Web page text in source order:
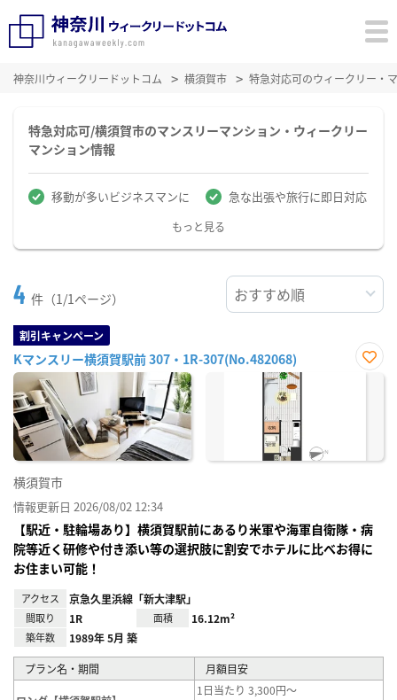
神奈川ウィークリードットコム 横須賀市 特急対応可のウィークリー・
特急対応可/横須賀市のマンスリーマンション・ウィークリー
マンション情報
移動が多いビジネスマンに 急な出張や旅行に即日対応
もっと見る
4 件（1/1ページ）
割引キャンペーン
Kマンスリー横須賀駅前 307・1R-307(No.482068)
お気
横須賀市
情報更新日 2026/08/02 12:34
【駅近・駐輪場あり】横須賀駅前にあるり米軍や海軍自衛隊・病
院等近く研修や付き添い等の選択肢に割安でホテルに比べお得に
お住まい可能！
アクセス 京急久里浜線「新大津駅」
間取り 1R 面積 16.12m²
築年数 1989年 5月 築
プラン名・期間 月額目安
1日当たり 3,300円～